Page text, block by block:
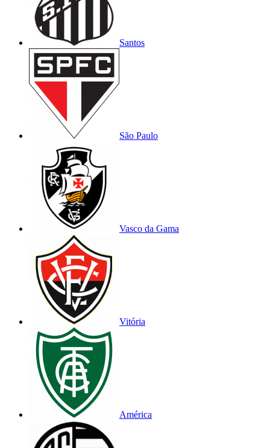
Santos
São Paulo
Vasco da Gama
Vitória
América